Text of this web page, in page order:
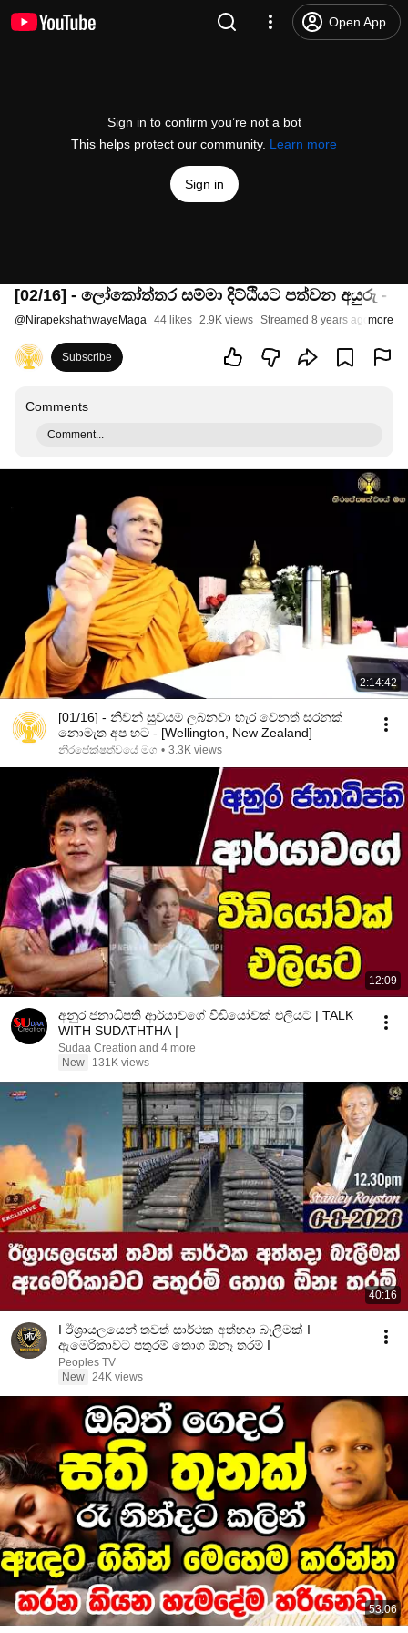
Open App
Sign in to confirm you’re not a bot
This helps protect our community. Learn more
Sign in
[02/16] - ලෝකෝත්තර සම්මා දිට්ඨියට පත්වන අයුරු -
@NirapekshathwayeMaga 44 likes 2.9K views Streamed 8 years agomore
Subscribe
Comments
Comment...
2:14:42
[01/16] - නිවන් සුවයම ලබනවා හැර වෙනත් සරනක්
නොමැත අප හට - [Wellington, New Zealand]
නිරපේක්ෂත්වයේ මග • 3.3K views
12:09
අනුර ජනාධිපති ආර්යාවගේ වීඩියෝවක් එලියට | TALK
WITH SUDATHTHA |
Sudaa Creation and 4 more
New
131K views
40:16
I ඊශ්‍රායලයෙන් තවත් සාර්ථක අත්හදා බැලීමක් I
ඇමෙරිකාවට පතුරම් තොග ඕනෑ තරම් I
Peoples TV
New 24K views
53:06